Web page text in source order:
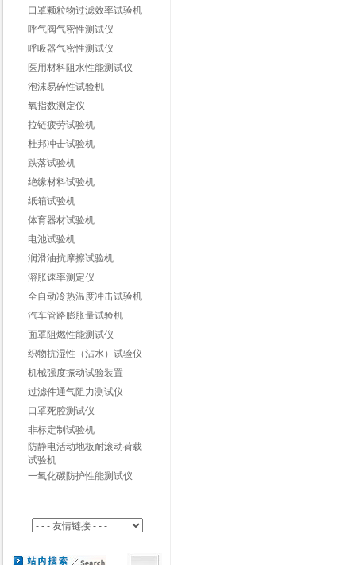
口罩颗粒物过滤效率试验机
呼气阀气密性测试仪
呼吸器气密性测试仪
医用材料阻水性能测试仪
泡沫易碎性试验机
氧指数测定仪
拉链疲劳试验机
杜邦冲击试验机
跌落试验机
绝缘材料试验机
纸箱试验机
体育器材试验机
电池试验机
润滑油抗摩擦试验机
溶胀速率测定仪
全自动冷热温度冲击试验机
汽车管路膨胀量试验机
面罩阻燃性能测试仪
织物抗湿性（沾水）试验仪
机械强度振动试验装置
过滤件通气阻力测试仪
口罩死腔测试仪
非标定制试验机
防静电活动地板耐滚动荷载
试验机
一氧化碳防护性能测试仪